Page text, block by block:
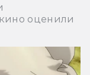
оценили